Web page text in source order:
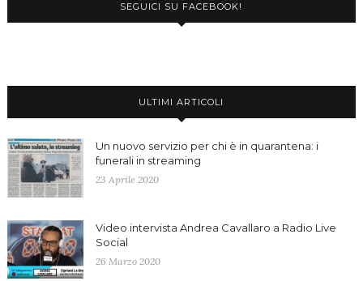
SEGUICI SU FACEBOOK!
ULTIMI ARTICOLI
Un nuovo servizio per chi è in quarantena: i
funerali in streaming
23 Aprile 2020
Video intervista Andrea Cavallaro a Radio Live
Social
26 Marzo 2020